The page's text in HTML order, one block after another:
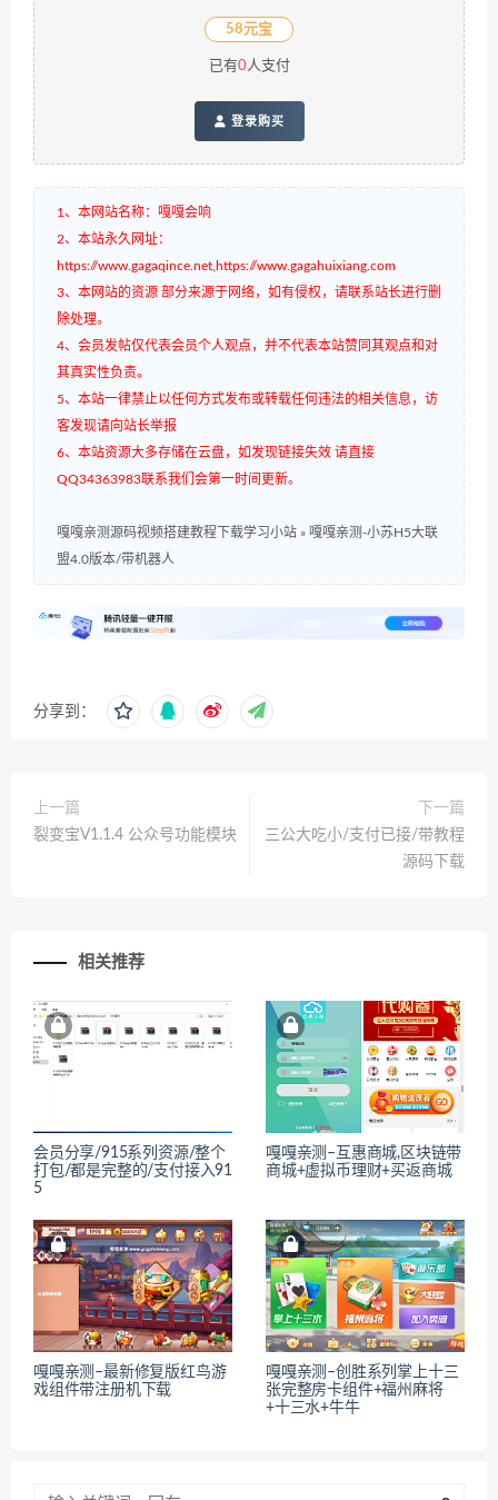
58元宝
已有0人支付
登录购买
1、本网站名称：嘎嘎会响
2、本站永久网址：
https://www.gagaqince.net,https://www.gagahuixiang.com
3、本网站的资源 部分来源于网络，如有侵权，请联系站长进行删
除处理。
4、会员发帖仅代表会员个人观点，并不代表本站赞同其观点和对
其真实性负责。
5、本站一律禁止以任何方式发布或转载任何违法的相关信息，访
客发现请向站长举报
6、本站资源大多存储在云盘，如发现链接失效 请直接
QQ34363983联系我们会第一时间更新。
嘎嘎亲测源码视频搭建教程下载学习小站 » 嘎嘎亲测-小苏H5大联
盟4.0版本/带机器人
分享到：
上一篇
裂变宝V1.1.4 公众号功能模块
下一篇
三公大吃小/支付已接/带教程
源码下载
相关推荐
会员分享/915系列资源/整个
打包/都是完整的/支付接入91
5
嘎嘎亲测–互惠商城,区块链带
商城+虚拟币理财+买返商城
嘎嘎亲测–最新修复版红鸟游
戏组件带注册机下载
嘎嘎亲测–创胜系列掌上十三
张完整房卡组件+福州麻将
+十三水+牛牛